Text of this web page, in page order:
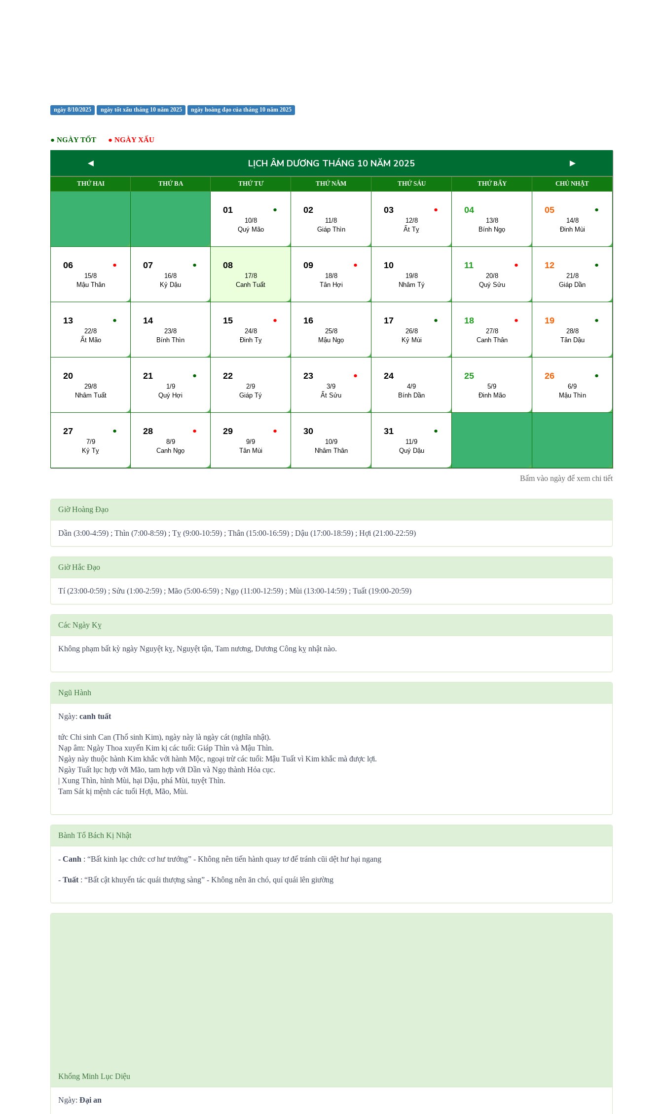
ngày 8/10/2025 ngày tốt xấu tháng 10 năm 2025 ngày hoàng đạo của tháng 10 năm 2025
● NGÀY TỐT ● NGÀY XẤU
◄ LỊCH ÂM DƯƠNG THÁNG 10 NĂM 2025 ►
THỨ HAI THỨ BA THỨ TƯ THỨ NĂM THỨ SÁU THỨ BẨY CHỦ NHẬT
●
01
10/8
Quý Mão
02
11/8
Giáp Thìn
●
03
12/8
Ất Tỵ
04
13/8
Bính Ngọ
●
05
14/8
Đinh Mùi
●
06
15/8
Mậu Thân
●
07
16/8
Kỷ Dậu
08
17/8
Canh Tuất
●
09
18/8
Tân Hợi
10
19/8
Nhâm Tý
●
11
20/8
Quý Sửu
●
12
21/8
Giáp Dần
●
13
22/8
Ất Mão
14
23/8
Bính Thìn
●
15
24/8
Đinh Tỵ
16
25/8
Mậu Ngọ
●
17
26/8
Kỷ Mùi
●
18
27/8
Canh Thân
●
19
28/8
Tân Dậu
20
29/8
Nhâm Tuất
●
21
1/9
Quý Hợi
22
2/9
Giáp Tý
●
23
3/9
Ất Sửu
24
4/9
Bính Dần
25
5/9
Đinh Mão
●
26
6/9
Mậu Thìn
●
27
7/9
Kỷ Tỵ
●
28
8/9
Canh Ngọ
●
29
9/9
Tân Mùi
30
10/9
Nhâm Thân
●
31
11/9
Quý Dậu
Bấm vào ngày để xem chi tiết
Giờ Hoàng Đạo
Dần (3:00-4:59) ; Thìn (7:00-8:59) ; Tỵ (9:00-10:59) ; Thân (15:00-16:59) ; Dậu (17:00-18:59) ; Hợi (21:00-22:59)
Giờ Hắc Đạo
Tí (23:00-0:59) ; Sửu (1:00-2:59) ; Mão (5:00-6:59) ; Ngọ (11:00-12:59) ; Mùi (13:00-14:59) ; Tuất (19:00-20:59)
Các Ngày Kỵ
Không phạm bất kỳ ngày Nguyệt kỵ, Nguyệt tận, Tam nương, Dương Công kỵ nhật nào.
Ngũ Hành
Ngày: canh tuất
tức Chi sinh Can (Thổ sinh Kim), ngày này là ngày cát (nghĩa nhật).
Nạp âm: Ngày Thoa xuyến Kim kị các tuổi: Giáp Thìn và Mậu Thìn.
Ngày này thuộc hành Kim khắc với hành Mộc, ngoại trừ các tuổi: Mậu Tuất vì Kim khắc mà được lợi.
Ngày Tuất lục hợp với Mão, tam hợp với Dần và Ngọ thành Hỏa cục.
| Xung Thìn, hình Mùi, hại Dậu, phá Mùi, tuyệt Thìn.
Tam Sát kị mệnh các tuổi Hợi, Mão, Mùi.
Bành Tổ Bách Kị Nhật
- Canh : “Bất kinh lạc chức cơ hư trướng” - Không nên tiến hành quay tơ để tránh cũi dệt hư hại ngang
- Tuất : “Bất cật khuyển tác quái thượng sàng” - Không nên ăn chó, quỉ quái lên giường
Khổng Minh Lục Diệu
Ngày: Đại an